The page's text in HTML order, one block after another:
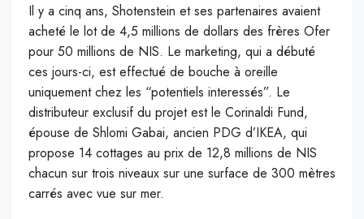
Il y a cinq ans, Shotenstein et ses partenaires avaient
acheté le lot de 4,5 millions de dollars des frères Ofer
pour 50 millions de NIS. Le marketing, qui a débuté
ces jours-ci, est effectué de bouche à oreille
uniquement chez les “potentiels interessés”. Le
distributeur exclusif du projet est le Corinaldi Fund,
épouse de Shlomi Gabai, ancien PDG d’IKEA, qui
propose 14 cottages au prix de 12,8 millions de NIS
chacun sur trois niveaux sur une surface de 300 mètres
carrés avec vue sur mer.